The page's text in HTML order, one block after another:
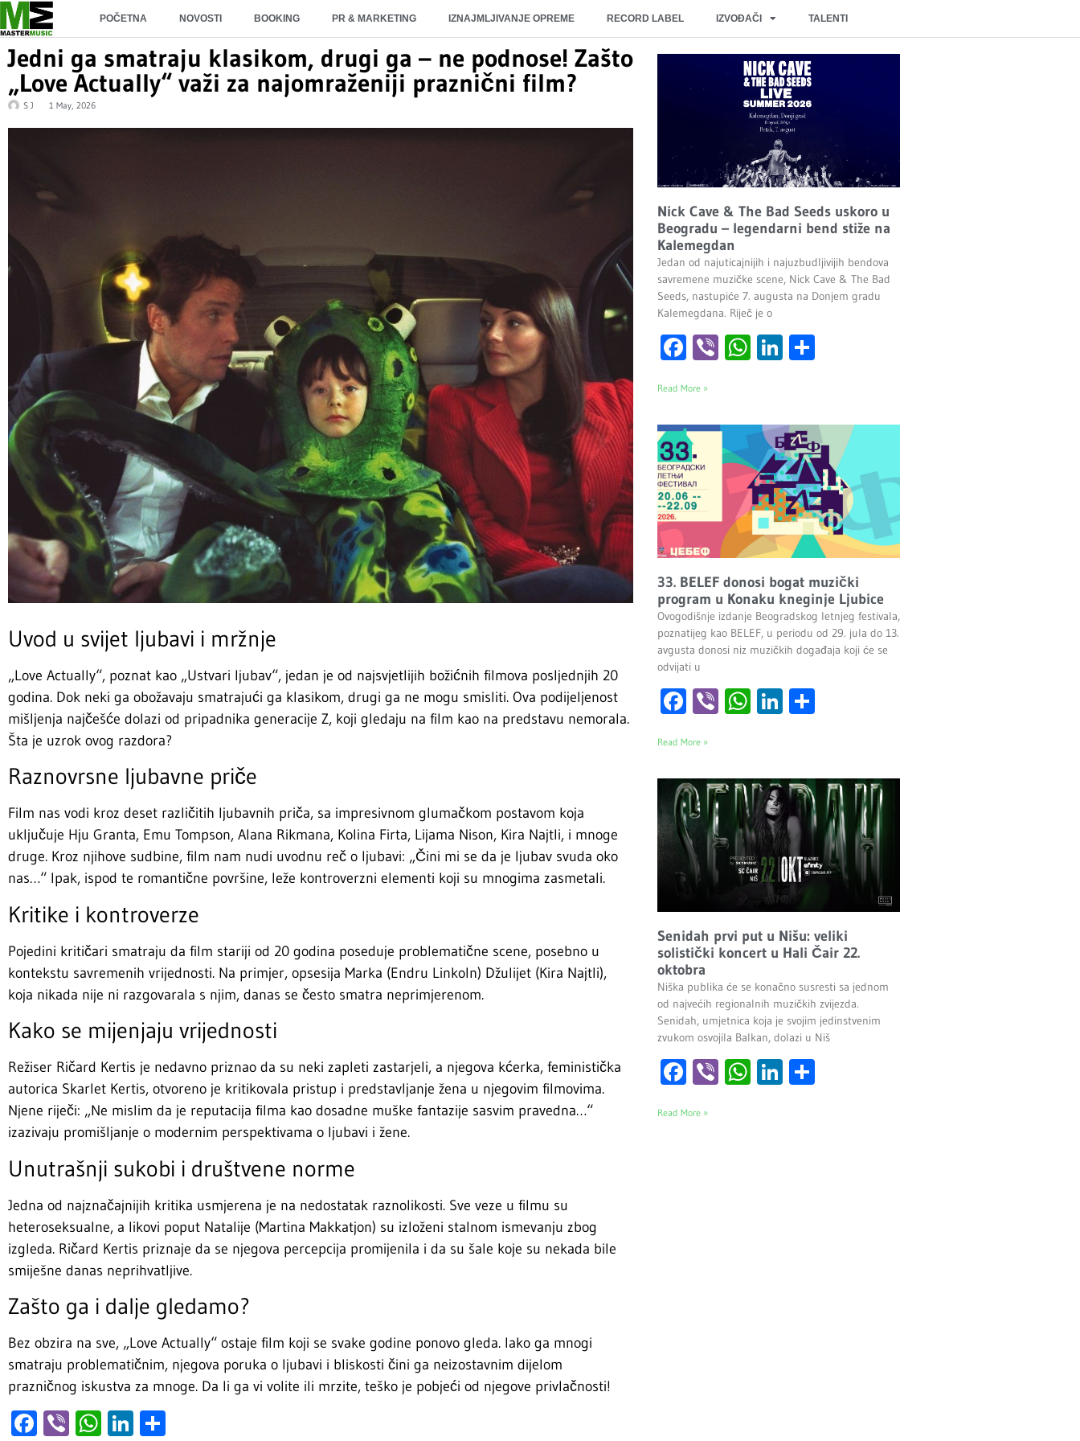
POČETNA NOVOSTI BOOKING PR & MARKETING IZNAJMLJIVANJE OPREME RECORD LABEL IZVOĐAČI TALENTI
Jedni ga smatraju klasikom, drugi ga – ne podnose! Zašto
„Love Actually“ važi za najomraženiji praznični film?
S J 1 May, 2026
Uvod u svijet ljubavi i mržnje
„Love Actually“, poznat kao „Ustvari ljubav“, jedan je od najsvjetlijih božićnih filmova posljednjih 20
godina. Dok neki ga obožavaju smatrajući ga klasikom, drugi ga ne mogu smisliti. Ova podijeljenost
mišljenja najčešće dolazi od pripadnika generacije Z, koji gledaju na film kao na predstavu nemorala.
Šta je uzrok ovog razdora?
Raznovrsne ljubavne priče
Film nas vodi kroz deset različitih ljubavnih priča, sa impresivnom glumačkom postavom koja
uključuje Hju Granta, Emu Tompson, Alana Rikmana, Kolina Firta, Lijama Nison, Kira Najtli, i mnoge
druge. Kroz njihove sudbine, film nam nudi uvodnu reč o ljubavi: „Čini mi se da je ljubav svuda oko
nas…“ Ipak, ispod te romantične površine, leže kontroverzni elementi koji su mnogima zasmetali.
Kritike i kontroverze
Pojedini kritičari smatraju da film stariji od 20 godina poseduje problematične scene, posebno u
kontekstu savremenih vrijednosti. Na primjer, opsesija Marka (Endru Linkoln) Džulijet (Kira Najtli),
koja nikada nije ni razgovarala s njim, danas se često smatra neprimjerenom.
Kako se mijenjaju vrijednosti
Režiser Ričard Kertis je nedavno priznao da su neki zapleti zastarjeli, a njegova kćerka, feministička
autorica Skarlet Kertis, otvoreno je kritikovala pristup i predstavljanje žena u njegovim filmovima.
Njene riječi: „Ne mislim da je reputacija filma kao dosadne muške fantazije sasvim pravedna…“
izazivaju promišljanje o modernim perspektivama o ljubavi i žene.
Unutrašnji sukobi i društvene norme
Jedna od najznačajnijih kritika usmjerena je na nedostatak raznolikosti. Sve veze u filmu su
heteroseksualne, a likovi poput Natalije (Martina Makkatjon) su izloženi stalnom ismevanju zbog
izgleda. Ričard Kertis priznaje da se njegova percepcija promijenila i da su šale koje su nekada bile
smiješne danas neprihvatljive.
Zašto ga i dalje gledamo?
Bez obzira na sve, „Love Actually“ ostaje film koji se svake godine ponovo gleda. Iako ga mnogi
smatraju problematičnim, njegova poruka o ljubavi i bliskosti čini ga neizostavnim dijelom
prazničnog iskustva za mnoge. Da li ga vi volite ili mrzite, teško je pobjeći od njegove privlačnosti!
Facebook
ViberWhatsApp
LinkedIn
Nick Cave & The Bad Seeds uskoro u
Beogradu – legendarni bend stiže na
Kalemegdan
Jedan od najuticajnijih i najuzbudljivijih bendova
savremene muzičke scene, Nick Cave & The Bad
Seeds, nastupiće 7. augusta na Donjem gradu
Kalemegdana. Riječ je o
Facebook
ViberWhatsApp
LinkedIn
Read More »
33. BELEF donosi bogat muzički
program u Konaku kneginje Ljubice
Ovogodišnje izdanje Beogradskog letnjeg festivala,
poznatijeg kao BELEF, u periodu od 29. jula do 13.
avgusta donosi niz muzičkih događaja koji će se
odvijati u
Facebook
ViberWhatsApp
LinkedIn
Read More »
Senidah prvi put u Nišu: veliki
solistički koncert u Hali Čair 22.
oktobra
Niška publika će se konačno susresti sa jednom
od najvećih regionalnih muzičkih zvijezda.
Senidah, umjetnica koja je svojim jedinstvenim
zvukom osvojila Balkan, dolazi u Niš
Facebook
ViberWhatsApp
LinkedIn
Read More »